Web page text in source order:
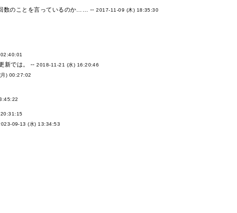
数のことを言っているのか…… --2017-11-09 (木) 18:35:30
新では。 --2018-11-21 (水) 16:20:46
) 00:27:02
09-13 (水) 13:34:53